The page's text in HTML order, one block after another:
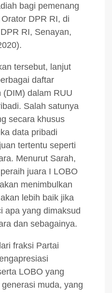
bagi pemenang
DPR RI, di
RI, Senayan,
tersebut, lanjut
daftar
(DIM) dalam RUU
Salah satunya
secara khusus
data pribadi
tertentu seperti
Menurut Sarah,
juara I LOBO
menimbulkan
lebih baik jika
apa yang dimaksud
dan sebagainya.
fraksi Partai
LOBO yang
muda, yang